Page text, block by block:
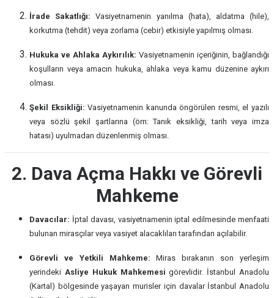
İrade Sakatlığı: Vasiyetnamenin yanılma (hata), aldatma (hile),
korkutma (tehdit) veya zorlama (cebir) etkisiyle yapılmış olması.
Hukuka ve Ahlaka Aykırılık: Vasiyetnamenin içeriğinin, bağlandığı
koşulların veya amacın hukuka, ahlaka veya kamu düzenine aykırı
olması.
Şekil Eksikliği: Vasiyetnamenin kanunda öngörülen resmi, el yazılı
veya sözlü şekil şartlarına (örn: Tanık eksikliği, tarih veya imza
hatası) uyulmadan düzenlenmiş olması.
2. Dava Açma Hakkı ve Görevli
Mahkeme
Davacılar: İptal davası, vasiyetnamenin iptal edilmesinde menfaati
bulunan mirasçılar veya vasiyet alacaklıları tarafından açılabilir.
Görevli ve Yetkili Mahkeme: Miras bırakanın son yerleşim
yerindeki Asliye Hukuk Mahkemesi görevlidir. İstanbul Anadolu
(Kartal) bölgesinde yaşayan murisler için davalar İstanbul Anadolu